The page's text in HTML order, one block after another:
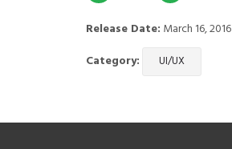
Release Date: March 16, 2016
Category:
UI/UX